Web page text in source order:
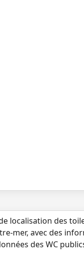
des
mer, avec des
des WC